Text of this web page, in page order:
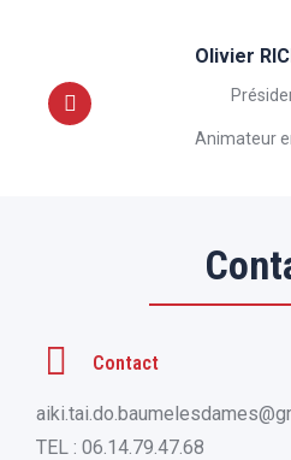
Olivier
Animateur
Contact
TEL : 06.14.79.47.68